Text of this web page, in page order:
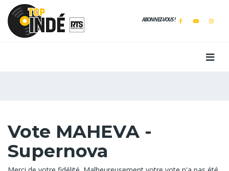
ABONNEZ-VOUS !
Vote MAHEVA -
Supernova